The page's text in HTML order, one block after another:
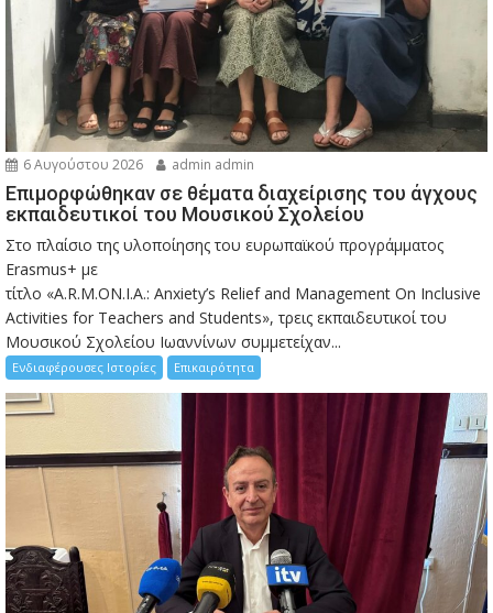
6 Αυγούστου 2026 admin admin
Eπιμορφώθηκαν σε θέματα διαχείρισης του άγχους
εκπαιδευτικοί του Μουσικού Σχολείου
Στο πλαίσιο της υλοποίησης του ευρωπαϊκού προγράμματος
Erasmus+ με
τίτλο «A.R.M.ON.I.A.: Anxiety’s Relief and Management On Inclusive
Activities for Teachers and Students», τρεις εκπαιδευτικοί του
Μουσικού Σχολείου Ιωαννίνων συμμετείχαν...
Ενδιαφέρουσες Ιστορίες Επικαιρότητα